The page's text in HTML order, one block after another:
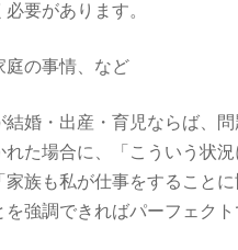
要があります。
庭の事情、など
婚・出産・育児ならば、問
れた場合に、「こういう状
族も私が仕事をすることに
強調できればパーフェクト